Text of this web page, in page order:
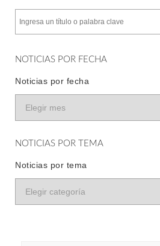
NOTICIAS POR FECHA
Noticias por fecha
NOTICIAS POR TEMA
Noticias por tema